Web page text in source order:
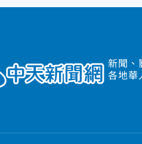
新聞、
各地華